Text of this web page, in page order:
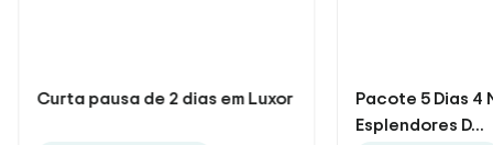
Pacote 5 Dias 4 Noites Aos
Pacote 8 dias 7
Abu Simb...